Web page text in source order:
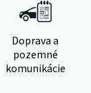
Doprava a
pozemné
komunikácie